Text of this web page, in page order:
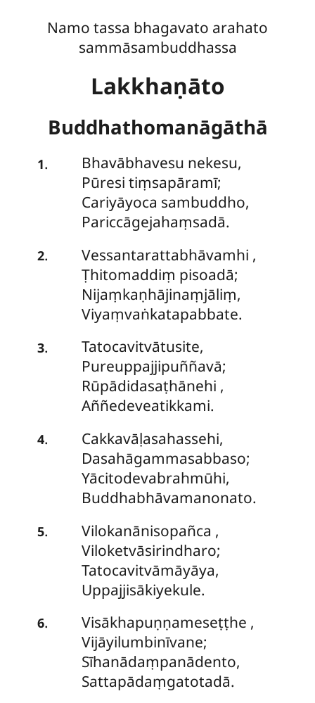
Namo tassa bhagavato arahato
sammāsambuddhassa
Lakkhaṇāto
Buddhathomanāgāthā
1. Bhavābhavesu nekesu,
Pūresi tiṃsapāramī;
Cariyāyoca sambuddho,
Pariccāgejahaṃsadā.
2. Vessantarattabhāvamhi ,
Ṭhitomaddiṃ pisoadā;
Nijaṃkaṇhājinaṃjāliṃ,
Viyaṃvaṅkatapabbate.
3.
Tatocavitvātusite,
Pureuppajjipuññavā;
Rūpādidasaṭhānehi ,
Aññedeveatikkami.
4.
Cakkavāḷasahassehi,
Dasahāgammasabbaso;
Yācitodevabrahmūhi,
Buddhabhāvamanonato.
5. Vilokanānisopañca ,
Viloketvāsirindharo;
Tatocavitvāmāyāya,
Uppajjisākiyekule.
6. Visākhapuṇṇameseṭṭhe ,
Vijāyilumbinīvane;
Sīhanādaṃpanādento,
Sattapādaṃgatotadā.